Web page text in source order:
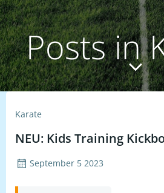
Posts in
Karate
NEU: Kids Training
September 5 2023